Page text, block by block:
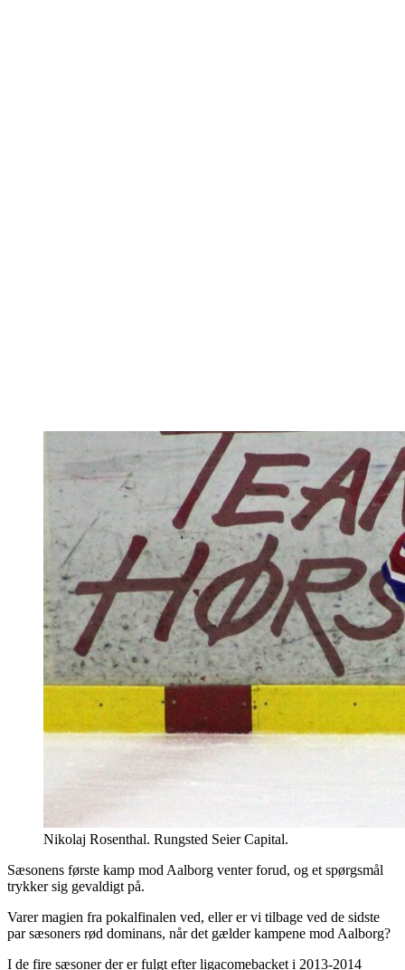
Nikolaj Rosenthal. Rungsted Seier Capital.
Sæsonens første kamp mod Aalborg venter forud, og et spørgsmål
trykker sig gevaldigt på.
Varer magien fra pokalfinalen ved, eller er vi tilbage ved de sidste
par sæsoners rød dominans, når det gælder kampene mod Aalborg?
I de fire sæsoner der er fulgt efter ligacomebacket i 2013-2014